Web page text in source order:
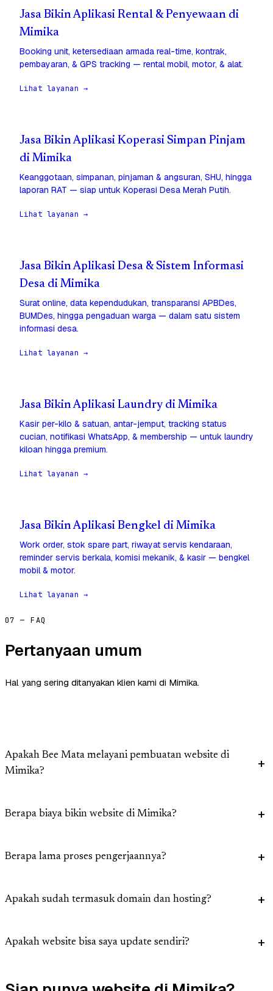
Jasa Bikin Aplikasi Rental & Penyewaan di
Mimika
Booking unit, ketersediaan armada real-time, kontrak,
pembayaran, & GPS tracking — rental mobil, motor, & alat.
Lihat layanan →
Jasa Bikin Aplikasi Koperasi Simpan Pinjam
di Mimika
Keanggotaan, simpanan, pinjaman & angsuran, SHU, hingga
laporan RAT — siap untuk Koperasi Desa Merah Putih.
Lihat layanan →
Jasa Bikin Aplikasi Desa & Sistem Informasi
Desa di Mimika
Surat online, data kependudukan, transparansi APBDes,
BUMDes, hingga pengaduan warga — dalam satu sistem
informasi desa.
Lihat layanan →
Jasa Bikin Aplikasi Laundry di Mimika
Kasir per-kilo & satuan, antar-jemput, tracking status
cucian, notifikasi WhatsApp, & membership — untuk laundry
kiloan hingga premium.
Lihat layanan →
Jasa Bikin Aplikasi Bengkel di Mimika
Work order, stok spare part, riwayat servis kendaraan,
reminder servis berkala, komisi mekanik, & kasir — bengkel
mobil & motor.
Lihat layanan →
07 — FAQ
Pertanyaan umum
Hal yang sering ditanyakan klien kami di Mimika.
Apakah Bee Mata melayani pembuatan website di
Mimika?
Berapa biaya bikin website di Mimika?
Berapa lama proses pengerjaannya?
Apakah sudah termasuk domain dan hosting?
Apakah website bisa saya update sendiri?